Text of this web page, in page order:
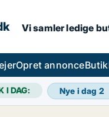
Vi samler ledige
Opret annonce
I DAG: Nye i dag 2